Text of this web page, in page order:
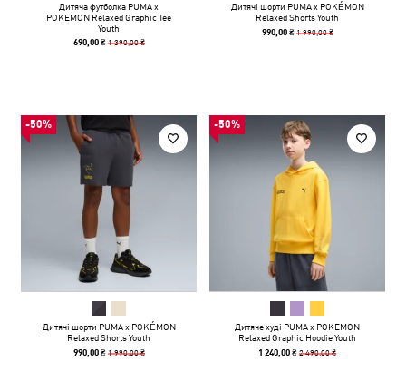
Дитяча футболка PUMA x
POKEMON Relaxed Graphic Tee
Youth
690,00 ₴ 1 390,00 ₴
Дитячі шорти PUMA x POKÉMON
Relaxed Shorts Youth
990,00 ₴ 1 990,00 ₴
-50%
Дитячі шорти PUMA x POKÉMON
Relaxed Shorts Youth
990,00 ₴ 1 990,00 ₴
-50%
Дитяче худі PUMA x POKEMON
Relaxed Graphic Hoodie Youth
1 240,00 ₴2 490,00 ₴